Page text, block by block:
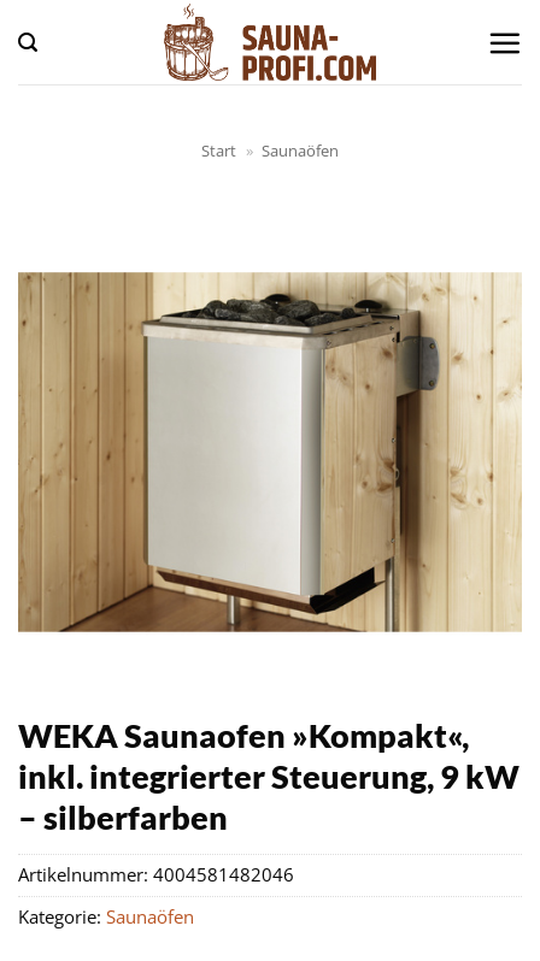
Inhalt
springen
Start » Saunaöfen
WEKA Saunaofen »Kompakt«,
inkl. integrierter Steuerung, 9 kW
– silberfarben
Artikelnummer: 4004581482046
Kategorie: Saunaöfen